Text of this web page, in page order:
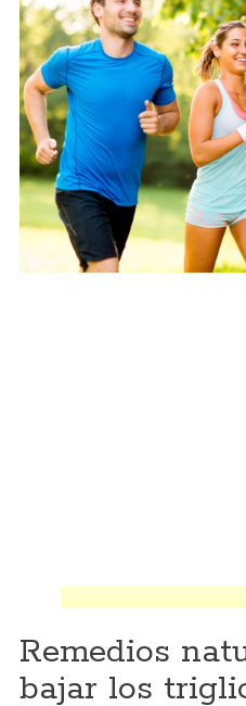
Remedios
bajar los